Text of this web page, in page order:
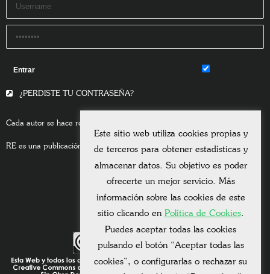
¿PERDISTE TU CONTRASEÑA?
Cada autor se hace responsable del contenido de sus escritos.
RE es una publicación asociada a la Universitas Albertiana.
Este sitio web utiliza cookies propias y
de terceros para obtener estadísticas y
almacenar datos. Su objetivo es poder
ofrecerte un mejor servicio. Más
información sobre las cookies de este
sitio clicando en Política de Cookies.
Puedes aceptar todas las cookies
pulsando el botón “Aceptar todas las
cookies”, o configurarlas o rechazar su